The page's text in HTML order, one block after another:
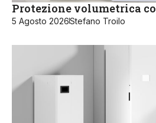
Protezione volumetrica
5 Agosto 2026Stefano Troilo